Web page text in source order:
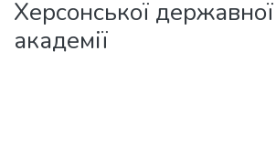
Херсонської
академії